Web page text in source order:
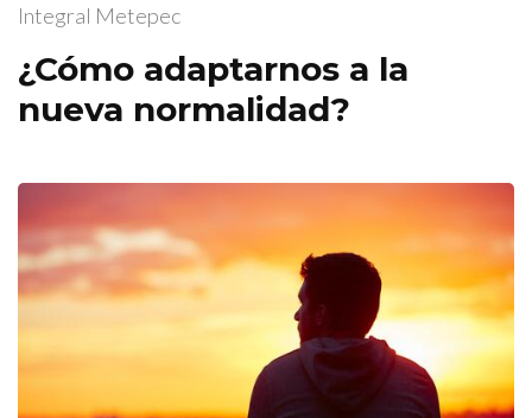
Integral Metepec
¿Cómo adaptarnos a la
nueva normalidad?